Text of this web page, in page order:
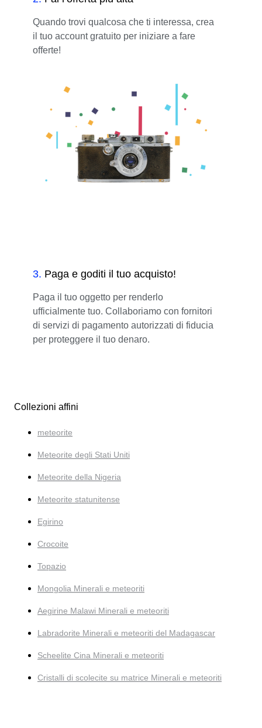
Quando trovi qualcosa che ti interessa, crea
il tuo account gratuito per iniziare a fare
offerte!
3. Paga e goditi il tuo acquisto!
Paga il tuo oggetto per renderlo
ufficialmente tuo. Collaboriamo con fornitori
di servizi di pagamento autorizzati di fiducia
per proteggere il tuo denaro.
Collezioni affini
meteorite
Meteorite degli Stati Uniti
Meteorite della Nigeria
Meteorite statunitense
Egirino
Crocoite
Topazio
Mongolia Minerali e meteoriti
Aegirine Malawi Minerali e meteoriti
Labradorite Minerali e meteoriti del Madagascar
Scheelite Cina Minerali e meteoriti
Cristalli di scolecite su matrice Minerali e meteoriti